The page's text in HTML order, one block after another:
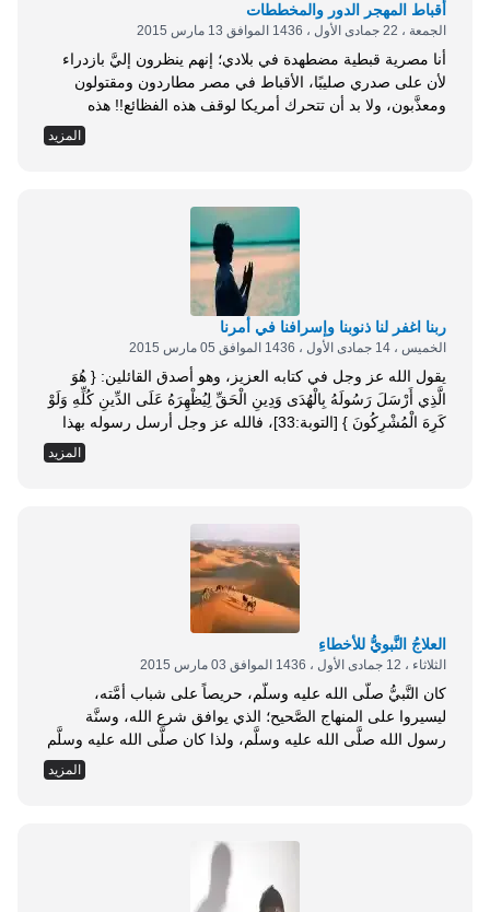
أقباط المهجر الدور والمخططات
الجمعة ، 22 جمادى الأول ، 1436 الموافق 13 مارس 2015
أنا مصرية قبطية مضطهدة في بلادي؛ إنهم ينظرون إليَّ بازدراء
لأن على صدري صليبًا، الأقباط في مصر مطاردون ومقتولون
ومعذَّبون، ولا بد أن تتحرك أمريكا لوقف هذه الفظائع!! هذه
كلمات فتاة مصرية قبطية تصرخ بها في أمريكا في كل مؤتمر
سياسي، سواء للحزب الديمقراطي أو الجمهوري، في غرب
المزيد
ربنا اغفر لنا ذنوبنا وإسرافنا في أمرنا
الخميس ، 14 جمادى الأول ، 1436 الموافق 05 مارس 2015
يقول الله عز وجل في كتابه العزيز، وهو أصدق القائلين: { هُوَ
الَّذِي أَرْسَلَ رَسُولَهُ بِالْهُدَى وَدِينِ الْحَقِّ لِيُظْهِرَهُ عَلَى الدِّينِ كُلِّهِ وَلَوْ
كَرِهَ الْمُشْرِكُونَ } [التوبة:33]، فالله عز وجل أرسل رسوله بهذا
الدين الحق ليظهر على سائر الأديان، لا لينزوي ويندرس. وهذاالمزيد
العلاجُ النَّبويُّ للأخطاءِ
الثلاثاء ، 12 جمادى الأول ، 1436 الموافق 03 مارس 2015
كان النَّبيُّ صلَّى الله عليه وسلَّم، حريصاً على شباب أمَّته،
ليسيروا على المنهاج الصَّحيح؛ الذي يوافق شرع الله، وسنَّة
رسول الله صلَّى الله عليه وسلَّم، ولذا كان صلَّى الله عليه وسلَّم
ينبِّه الشَّباب، على الأخطاء التي يقعون فيها، أو يحتمل وقوعهم
فيها قبل حصولها. ولقد كانت له صلَّى الله عليه وسلَّم طريقة
المزيد